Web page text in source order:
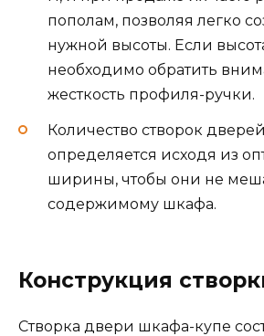
пополам, позволяя легко
нужной высоты. Если
необходимо обратить
жесткость профиля-ручки.
Количество створок
определяется исходя из
ширины, чтобы они не
содержимому шкафа.
Конструкция
Створка двери шкафа-купе